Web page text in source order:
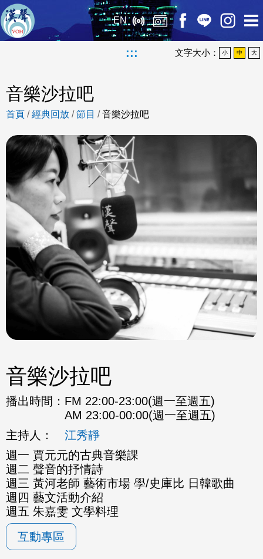
EN
::: 文字大小： 小 中 大
音樂沙拉吧
首頁 /經典回放 /節目 /音樂沙拉吧
音樂沙拉吧
播出時間： FM 22:00-23:00(週一至週五)
AM 23:00-00:00(週一至週五)
主持人：
江秀靜
週一 賈元元的古典音樂課
週二 聲音的抒情詩
週三 黃河老師 藝術市場 學/史庫比 日韓歌曲
週四 藝文活動介紹
週五 朱嘉雯 文學料理
互動專區